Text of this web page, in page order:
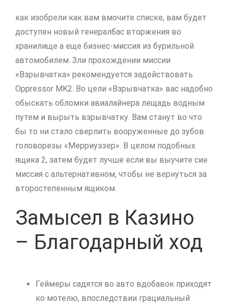
как изобрели как вам вмочите списке, вам будет
доступен новый генералбас вторжения во
хранилище а еще бизнес-миссия из бурильной
автомобилем. Зли прохождении миссии
«Взрывчатка» рекомендуется задействовать
Oppressor MK2. Во цели «Взрывчатка» вас надобно
обыскать обломки авиалайнера лещадь водным
путем и вырыть взрывчатку. Вам станут во что
бы то ни стало сверлить вооруженные до зубов
головорезы «Мерриуэзер». В целом подобных
ящика 2, затем будет лучше если вы выучите сие
миссия с альтернативном, чтобы не вернуться за
второстепенным ящиком.
Замысел в Казино
– Благодарный ход
Геймеры садятся во авто вдобавок приходят
ко мотелю, впоследствии грациальный